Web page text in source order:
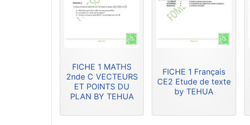
FICHE 1 MATHS
2nde C VECTEURS
ET POINTS DU
PLAN BY TEHUA
FICHE 1 Français
CE2 Etude de texte
by TEHUA